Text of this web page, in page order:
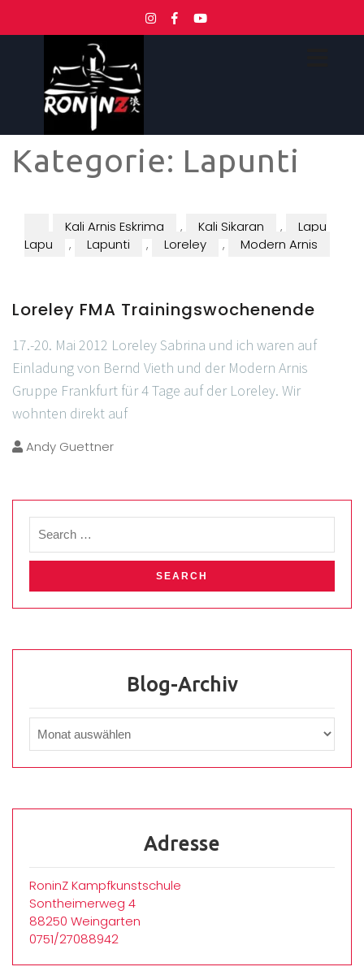
Kategorie: Lapunti
Kali Arnis Eskrima , Kali Sikaran ,
Lapu
Lapu
, Lapunti , Loreley , Modern Arnis
Loreley FMA Trainingswochenende
17.-20. Mai 2012 Loreley Sabrina und ich waren auf
Einladung von Bernd Vieth und der Modern Arnis
Gruppe Frankfurt für 4 Tage auf der Loreley. Wir
wohnten direkt auf
Andy Guettner
Blog-Archiv
Adresse
RoninZ Kampfkunstschule
Sontheimerweg 4
88250 Weingarten
0751/27088942